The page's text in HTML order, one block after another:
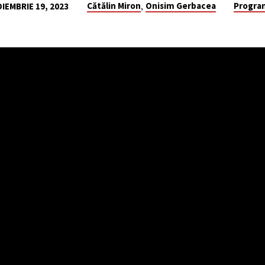
19, 2023 Cătălin Miron, Onisim Gerbacea